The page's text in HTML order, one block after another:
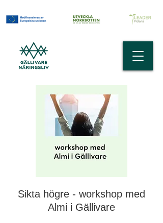
Sikta högre - workshop med
Almi i Gällivare